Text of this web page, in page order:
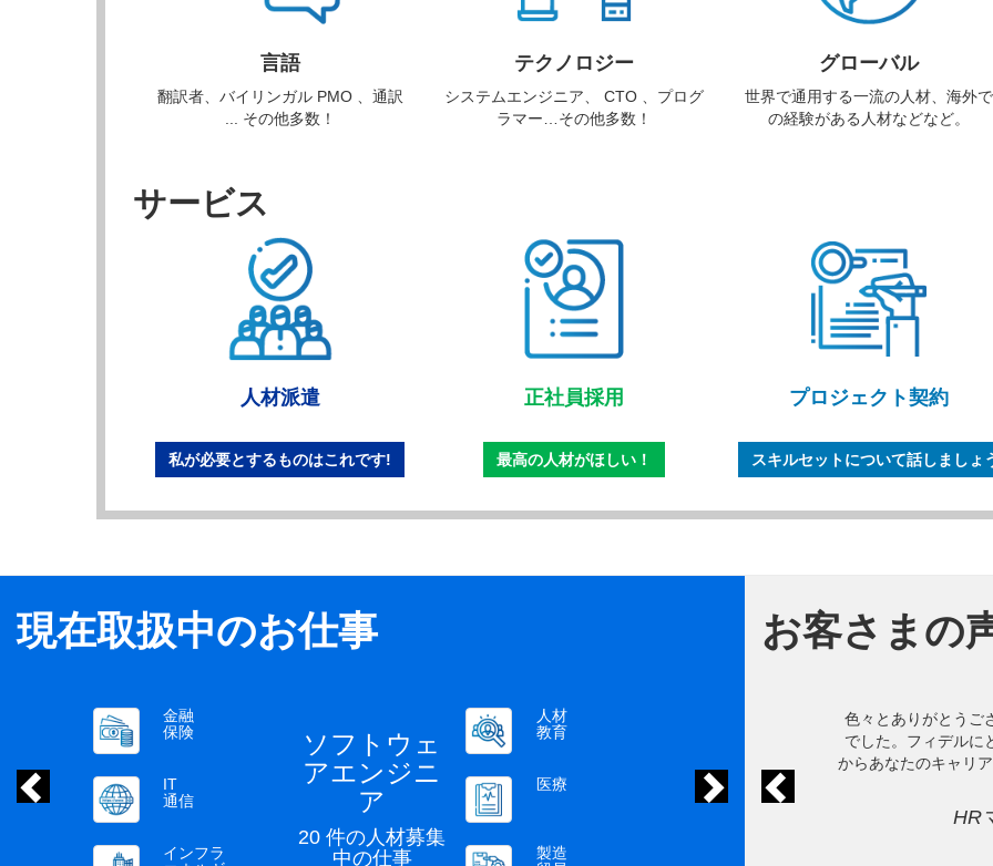
言語
翻訳者、バイリンガル PMO 、通訳
... その他多数！
テクノロジー
システムエンジニア、 CTO 、プログ
ラマー…その他多数！
グローバル
世界で通用する一流の人材、海外で
の経験がある人材などなど。
サービス
人材派遣
私が必要とするものはこれです!
正社員採用
最高の人材がほしい！
プロジェクト契約
スキルセットについて話しましょ
現在取扱中のお仕事
金融
保険
IT
通信
インフラ
ソフトウェ
アエンジニ
ア
20 件の人材募集
中の仕事
人材
教育
医療
製造
お客さまの
色々とありがとうご
でした。フィデルに
からあなたのキャリ
HR